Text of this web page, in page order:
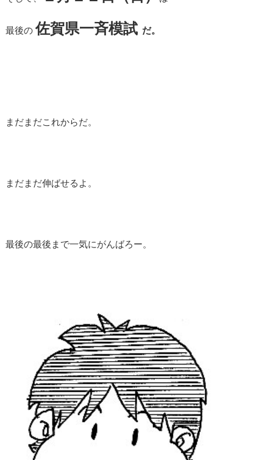
最後の佐賀県一斉模試 だ。
まだまだこれからだ。
まだまだ伸ばせるよ。
最後の最後まで一気にがんばろー。